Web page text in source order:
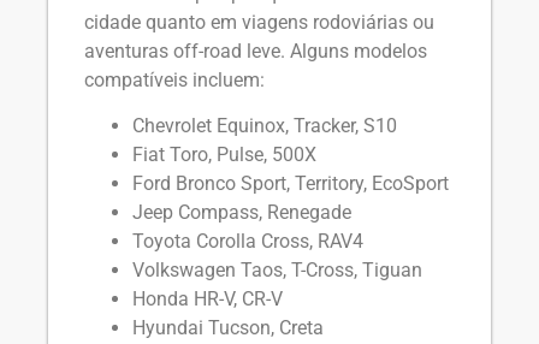
cidade quanto em viagens rodoviárias ou
aventuras off-road leve. Alguns modelos
compatíveis incluem:
Chevrolet Equinox, Tracker, S10
Fiat Toro, Pulse, 500X
Ford Bronco Sport, Territory, EcoSport
Jeep Compass, Renegade
Toyota Corolla Cross, RAV4
Volkswagen Taos, T-Cross, Tiguan
Honda HR-V, CR-V
Hyundai Tucson, Creta